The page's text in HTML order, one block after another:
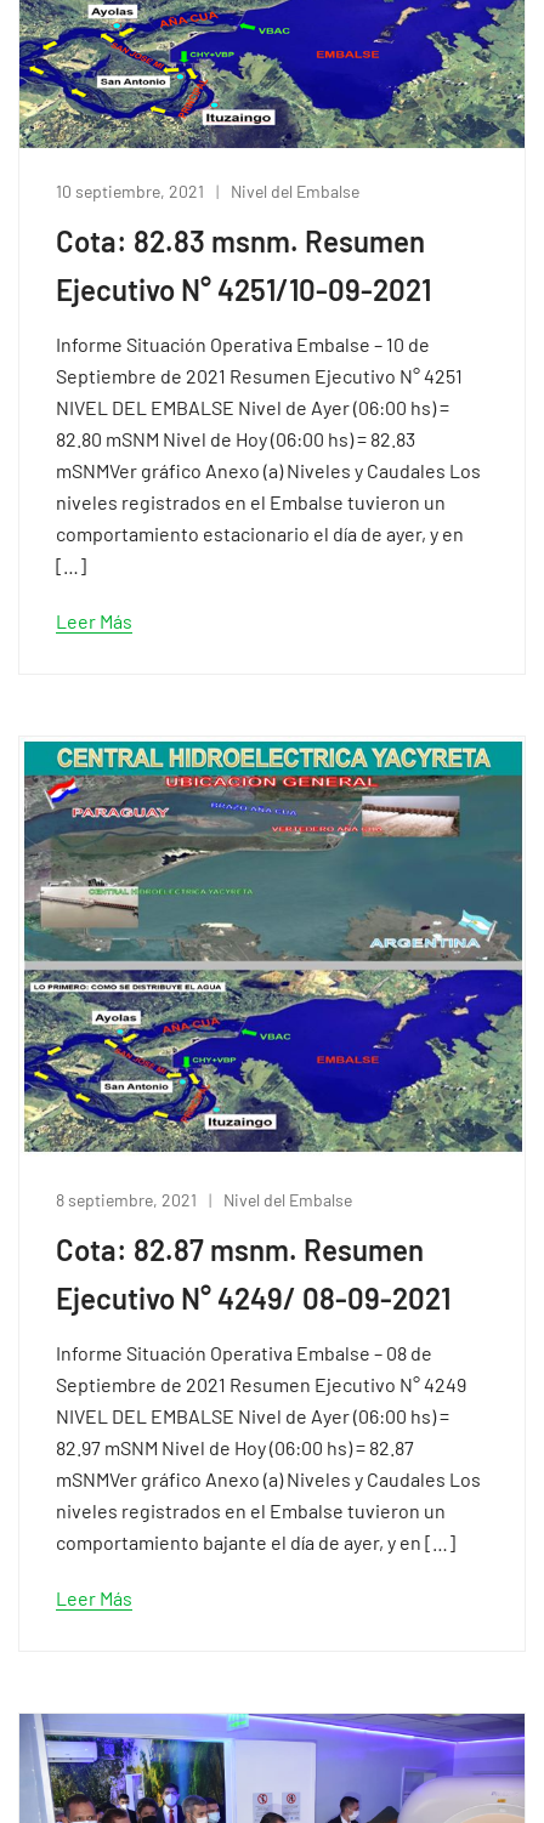
10 septiembre, 2021 Nivel del Embalse
Cota: 82.83 msnm. Resumen
Ejecutivo N° 4251/10-09-2021
Informe Situación Operativa Embalse – 10 de
Septiembre de 2021 Resumen Ejecutivo N° 4251
NIVEL DEL EMBALSE Nivel de Ayer (06:00 hs) =
82.80 mSNM Nivel de Hoy (06:00 hs) = 82.83
mSNMVer gráfico Anexo (a) Niveles y Caudales Los
niveles registrados en el Embalse tuvieron un
comportamiento estacionario el día de ayer, y en
[…]
Leer Más
8 septiembre, 2021 Nivel del Embalse
Cota: 82.87 msnm. Resumen
Ejecutivo N° 4249/ 08-09-2021
Informe Situación Operativa Embalse – 08 de
Septiembre de 2021 Resumen Ejecutivo N° 4249
NIVEL DEL EMBALSE Nivel de Ayer (06:00 hs) =
82.97 mSNM Nivel de Hoy (06:00 hs) = 82.87
mSNMVer gráfico Anexo (a) Niveles y Caudales Los
niveles registrados en el Embalse tuvieron un
comportamiento bajante el día de ayer, y en […]
Leer Más